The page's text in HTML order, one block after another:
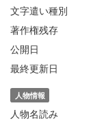
文字遣い種別
著作権残存
公開日
最終更新日
人物情報
人物名読み